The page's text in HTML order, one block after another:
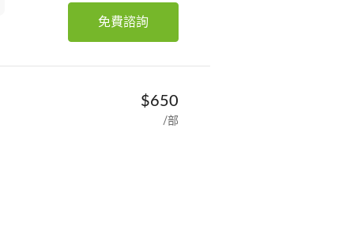
免費諮詢
$650
/部